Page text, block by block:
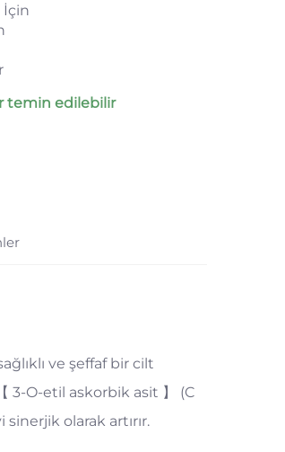
İçin
temin edilebilir
ve şeffaf bir cilt
3-O-etil askorbik asit 】 (C
olarak artırır.